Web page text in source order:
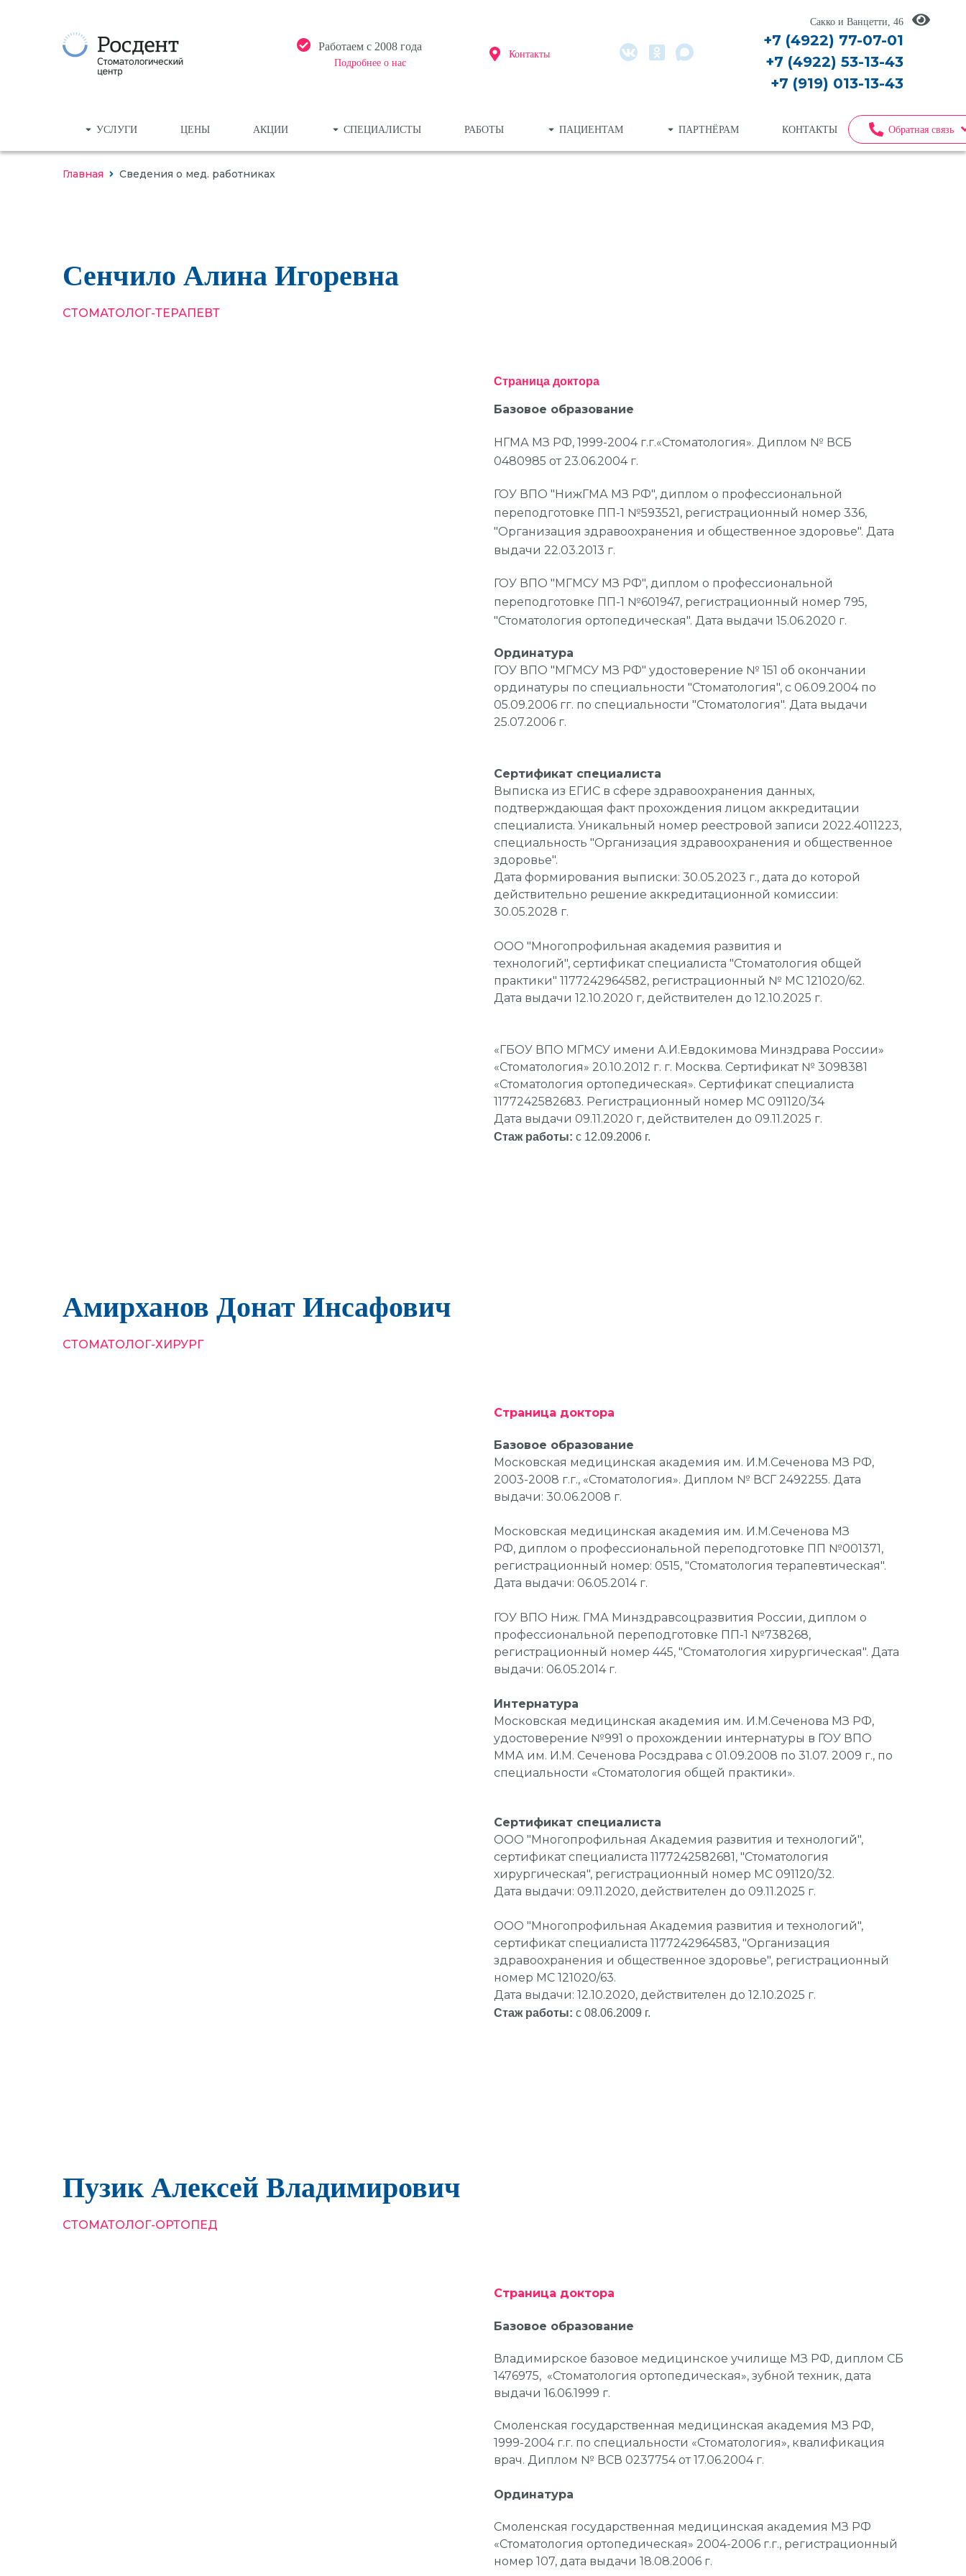
Работаем c 2008 года
Подробнее о нас
Контакты
Сакко и Ванцетти, 46
+7 (4922) 77-07-01
+7 (4922) 53-13-43
+7 (919) 013-13-43
УСЛУГИ ЦЕНЫ АКЦИИ СПЕЦИАЛИСТЫ РАБОТЫ ПАЦИЕНТАМ ПАРТНЁРАМ КОНТАКТЫ Обратная связь
ИМПЛАНТАЦИЯ
ПРОТЕЗИРОВАНИЕ
КТ
Главная Сведения о мед. работниках
Сенчило Алина Игоревна
СТОМАТОЛОГ-ТЕРАПЕВТ
Страница доктора
Базовое образование
НГМА МЗ РФ, 1999-2004 г.г.«Стоматология». Диплом № ВСБ
0480985 от 23.06.2004 г.
ГОУ ВПО "НижГМА МЗ РФ", диплом о профессиональной
переподготовке ПП-1 №593521, регистрационный номер 336,
"Организация здравоохранения и общественное здоровье". Дата
выдачи 22.03.2013 г.
ГОУ ВПО "МГМСУ МЗ РФ", диплом о профессиональной
переподготовке ПП-1 №601947, регистрационный номер 795,
"Стоматология ортопедическая". Дата выдачи 15.06.2020 г.
Ординатура
ГОУ ВПО "МГМСУ МЗ РФ" удостоверение № 151 об окончании
ординатуры по специальности "Стоматология", с 06.09.2004 по
05.09.2006 гг. по специальности "Стоматология". Дата выдачи
25.07.2006 г.
Сертификат специалиста
Выписка из ЕГИС в сфере здравоохранения данных,
подтверждающая факт прохождения лицом аккредитации
специалиста. Уникальный номер реестровой записи 2022.4011223,
специальность "Организация здравоохранения и общественное
здоровье".
Дата формирования выписки: 30.05.2023 г., дата до которой
действительно решение аккредитационной комиссии:
30.05.2028 г.
ООО "Многопрофильная академия развития и
технологий", сертификат специалиста "Стоматология общей
практики" 1177242964582, регистрационный № МС 121020/62.
Дата выдачи 12.10.2020 г, действителен до 12.10.2025 г.
«ГБОУ ВПО МГМСУ имени А.И.Евдокимова Минздрава России»
«Стоматология» 20.10.2012 г. г. Москва. Сертификат № 3098381
«Стоматология ортопедическая». Сертификат специалиста
1177242582683. Регистрационный номер МС 091120/34
Дата выдачи 09.11.2020 г, действителен до 09.11.2025 г.
Стаж работы: с 12.09.2006 г.
Амирханов Донат Инсафович
СТОМАТОЛОГ-ХИРУРГ
Страница доктора
Базовое образование
Московская медицинская академия им. И.М.Сеченова МЗ РФ,
2003-2008 г.г., «Стоматология». Диплом № ВСГ 2492255. Дата
выдачи: 30.06.2008 г.
Московская медицинская академия им. И.М.Сеченова МЗ
РФ, диплом о профессиональной переподготовке ПП №001371,
регистрационный номер: 0515, "Стоматология терапевтическая".
Дата выдачи: 06.05.2014 г.
ГОУ ВПО Ниж. ГМА Минздравсоцразвития России, диплом о
профессиональной переподготовке ПП-1 №738268,
регистрационный номер 445, "Стоматология хирургическая". Дата
выдачи: 06.05.2014 г.
Интернатура
Московская медицинская академия им. И.М.Сеченова МЗ РФ,
удостоверение №991 о прохождении интернатуры в ГОУ ВПО
ММА им. И.М. Сеченова Росздрава с 01.09.2008 по 31.07. 2009 г., по
специальности «Стоматология общей практики».
Сертификат специалиста
ООО "Многопрофильная Академия развития и технологий",
сертификат специалиста 1177242582681, "Стоматология
хирургическая", регистрационный номер МС 091120/32.
Дата выдачи: 09.11.2020, действителен до 09.11.2025 г.
ООО "Многопрофильная Академия развития и технологий",
сертификат специалиста 1177242964583, "Организация
здравоохранения и общественное здоровье", регистрационный
номер МС 121020/63.
Дата выдачи: 12.10.2020, действителен до 12.10.2025 г.
Стаж работы: с 08.06.2009 г.
Пузик Алексей Владимирович
СТОМАТОЛОГ-ОРТОПЕД
Страница доктора
Базовое образование
Владимирское базовое медицинское училище МЗ РФ, диплом СБ
1476975, «Стоматология ортопедическая», зубной техник, дата
выдачи 16.06.1999 г.
Смоленская государственная медицинская академия МЗ РФ,
1999-2004 г.г. по специальности «Стоматология», квалификация
врач. Диплом № ВСВ 0237754 от 17.06.2004 г.
Ординатура
Смоленская государственная медицинская академия МЗ РФ
«Стоматология ортопедическая» 2004-2006 г.г., регистрационный
номер 107, дата выдачи 18.08.2006 г.